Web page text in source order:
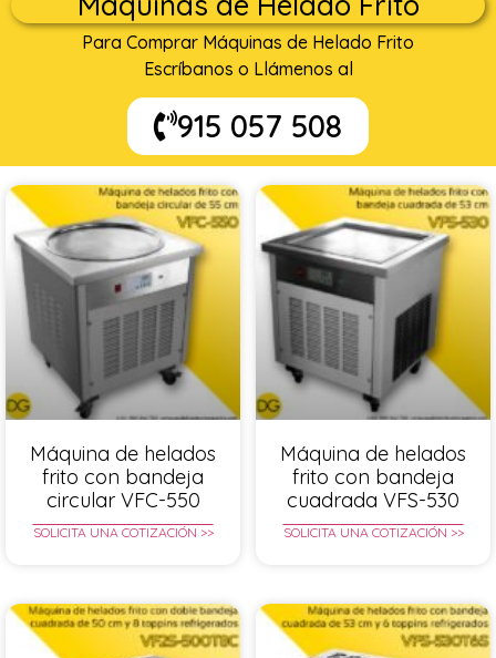
Para Comprar Máquinas de Helado Frito
Escríbanos o Llámenos al
915 057 508
Máquina de helados
frito con bandeja
circular VFC-550
SOLICITA UNA COTIZACIÓN >>
Máquina de helados
frito con bandeja
cuadrada VFS-530
SOLICITA UNA COTIZACIÓN >>